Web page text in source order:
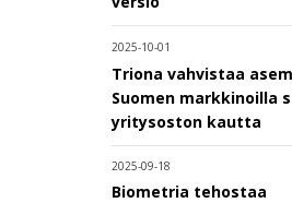
2025-10-01
Triona vahvistaa
Suomen markkinoilla
yritysoston kautta
2025-09-18
Biometria tehostaa